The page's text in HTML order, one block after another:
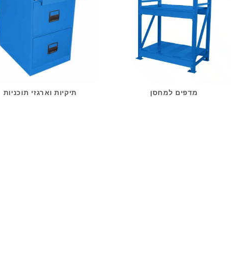
מדפים למחסן תיקיות וארגזי תוכניות